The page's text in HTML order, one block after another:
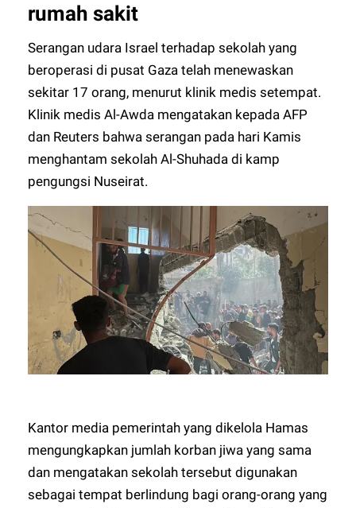
rumah sakit
Serangan udara Israel terhadap sekolah yang
beroperasi di pusat Gaza telah menewaskan
sekitar 17 orang, menurut klinik medis setempat.
Klinik medis Al-Awda mengatakan kepada AFP
dan Reuters bahwa serangan pada hari Kamis
menghantam sekolah Al-Shuhada di kamp
pengungsi Nuseirat.
Kantor media pemerintah yang dikelola Hamas
mengungkapkan jumlah korban jiwa yang sama
dan mengatakan sekolah tersebut digunakan
sebagai tempat berlindung bagi orang-orang yang